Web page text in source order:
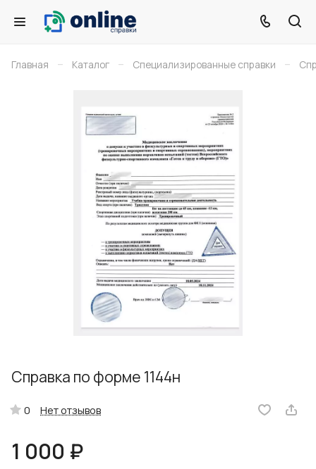
Главная – Каталог – Специализированные справки –
Справка по форме 1144н
0 Нет отзывов
1 000 ₽